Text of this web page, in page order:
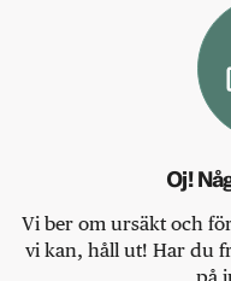
Oj!
Vi ber om ursäkt och
vi kan, håll ut! Har du